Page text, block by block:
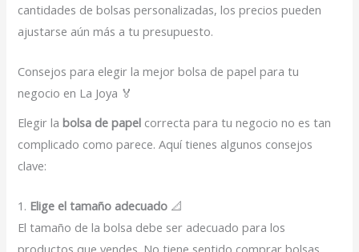
cantidades de bolsas personalizadas, los precios pueden
ajustarse aún más a tu presupuesto.
Consejos para elegir la mejor bolsa de papel para tu
negocio en La Joya 🏅
Elegir labolsa de papel correcta para tu negocio no es tan
complicado como parece. Aquí tienes algunos consejos
clave:
1. Elige el tamaño adecuado 📐
El tamaño de la bolsa debe ser adecuado para los